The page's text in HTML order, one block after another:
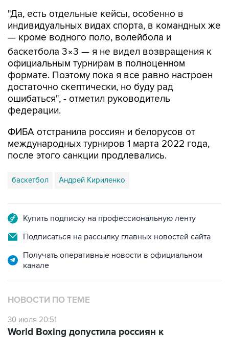
"Да, есть отдельные кейсы, особенно в
индивидуальных видах спорта, в командных же
— кроме водного поло, волейбола и
баскетбола 3×3 — я не видел возвращения к
официальным турнирам в полноценном
формате. Поэтому пока я все равно настроен
достаточно скептически, но буду рад
ошибаться", - отметил руководитель
федерации.
ФИБА отстранила россиян и белорусов от
международных турниров 1 марта 2022 года,
после этого санкции продлевались.
баскетбол Андрей Кириленко
Купить подписку на профессиональную ленту
Подписаться на рассылку главных новостей сайта
Получать оперативные новости в официальном
канале
НОВОСТИ ПО ТЕМЕ
30 июля 20:51
World Boxing допустила россиян к